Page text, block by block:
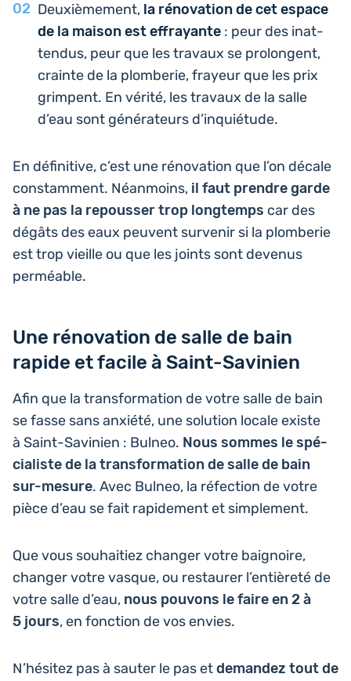
Deuxiè­me­ment, la réno­va­tion de cet espace
de la maison est effrayante : peur des inat­
ten­dus, peur que les travaux se pro­longent,
crainte de la plom­be­rie, frayeur que les prix
grimpent. En vérité, les travaux de la salle
d’eau sont géné­ra­teurs d’inquiétude.
En défi­ni­tive, c’est une réno­va­tion que l’on décale
constam­ment. Néan­moins, il faut prendre garde
à ne pas la repous­ser trop long­temps car des
dégâts des eaux peuvent sur­ve­nir si la plom­be­rie
est trop vieille ou que les joints sont devenus
perméable.
Une rénovation de salle de bain
rapide et facile à Saint-Savinien
Afin que la trans­for­ma­tion de votre salle de bain
se fasse sans anxiété, une solu­tion locale existe
à Saint-Savi­nien : Bulneo. Nous sommes le spé­
cia­liste de la trans­for­ma­tion de salle de bain
sur-mesure. Avec Bulneo, la réfec­tion de votre
pièce d’eau se fait rapi­de­ment et simplement.
Que vous sou­hai­tiez changer votre bai­gnoire,
changer votre vasque, ou res­tau­rer l’en­tiè­re­té de
votre salle d’eau, nous pouvons le faire en 2 à
5 jours, en fonc­tion de vos envies.
N’hé­si­tez pas à sauter le pas etdeman­dez tout de